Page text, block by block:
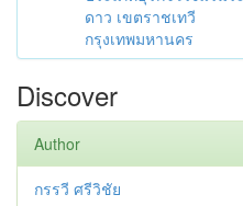
ดาว เขตราชเทวี
กรุงเทพมหานคร
Discover
Author
กรรวี ศรีวิชัย